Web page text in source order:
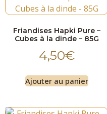
Friandises Hapki Pure –
Cubes à la dinde – 85G
4,50€
Ajouter au panier